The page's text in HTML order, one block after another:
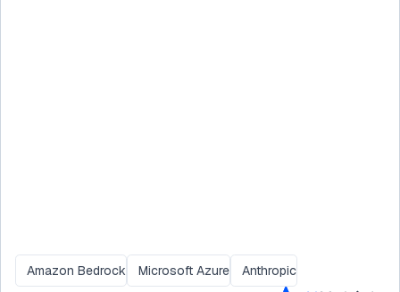
Amazon Bedrock Microsoft Azure Anthropic